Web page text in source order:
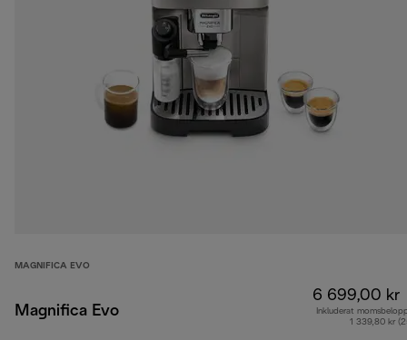
MAGNIFICA EVO
Magnifica Evo
6 699,00 kr
Inkluderat
1 339,80 kr